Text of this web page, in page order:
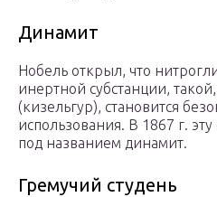
Динамит
Нобель открыл, что
инертной субстанции,
(кизельгур), становится
использования. В 1867 г.
под названием динамит.
Гремучий студень